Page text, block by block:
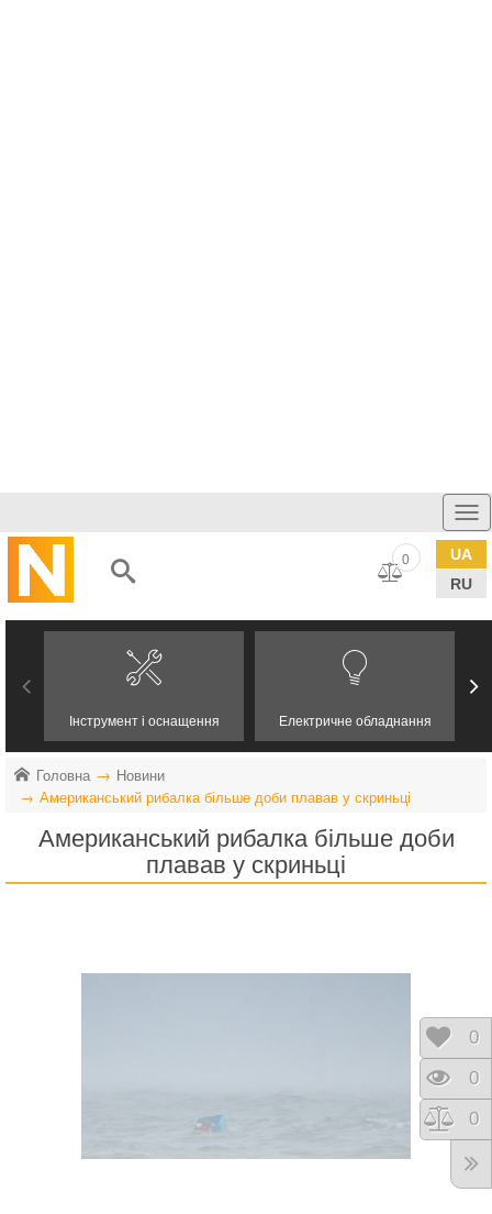
UA
RU
0
Інструмент і оснащення Електричне обладнання
Головна
Новини
Американський рибалка більше доби плавав у скриньці
Американський рибалка більше доби
плавав у скриньці
0
0
0